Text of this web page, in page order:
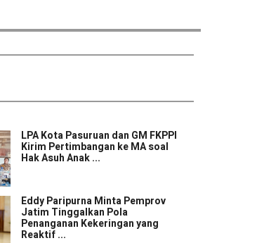
LPA Kota Pasuruan dan GM FKPPI
Kirim Pertimbangan ke MA soal
Hak Asuh Anak ...
Eddy Paripurna Minta Pemprov
Jatim Tinggalkan Pola
Penanganan Kekeringan yang
Reaktif ...